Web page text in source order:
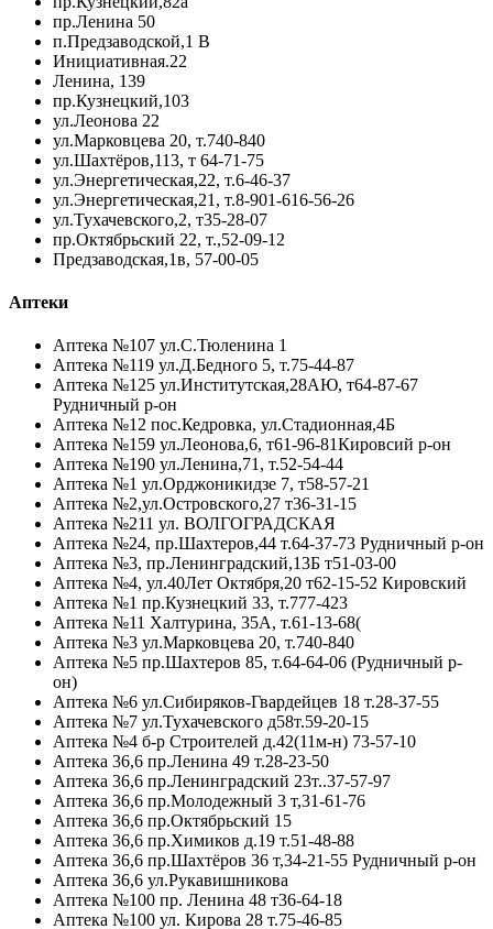
пр.Ленина 50
п.Предзаводской,1 В
Инициативная.22
Ленина, 139
пр.Кузнецкий,103
ул.Леонова 22
ул.Марковцева 20, т.740-840
ул.Шахтёров,113, т 64-71-75
ул.Энергетическая,22, т.6-46-37
ул.Энергетическая,21, т.8-901-616-56-26
ул.Тухачевского,2, т35-28-07
пр.Октябрьский 22, т.,52-09-12
Предзаводская,1в, 57-00-05
Аптеки
Аптека №107 ул.С.Тюленина 1
Аптека №119 ул.Д.Бедного 5, т.75-44-87
Аптека №125 ул.Институтская,28АЮ, т64-87-67
Рудничный р-он
Аптека №12 пос.Кедровка, ул.Стадионная,4Б
Аптека №159 ул.Леонова,6, т61-96-81Кировсий р-он
Аптека №190 ул.Ленина,71, т.52-54-44
Аптека №1 ул.Орджоникидзе 7, т58-57-21
Аптека №2,ул.Островского,27 т36-31-15
Аптека №211 ул. ВОЛГОГРАДСКАЯ
Аптека №24, пр.Шахтеров,44 т.64-37-73 Рудничный р-он
Аптека №3, пр.Ленинградский,13Б т51-03-00
Аптека №4, ул.40Лет Октября,20 т62-15-52 Кировский
Аптека №1 пр.Кузнецкий 33, т.777-423
Аптека №11 Халтурина, 35А, т.61-13-68(
Аптека №3 ул.Марковцева 20, т.740-840
Аптека №5 пр.Шахтеров 85, т.64-64-06 (Рудничный р-
он)
Аптека №6 ул.Сибиряков-Гвардейцев 18 т.28-37-55
Аптека №7 ул.Тухачевского д58т.59-20-15
Аптека №4 б-р Строителей д.42(11м-н) 73-57-10
Аптека 36,6 пр.Ленина 49 т.28-23-50
Аптека 36,6 пр.Ленинградский 23т..37-57-97
Аптека 36,6 пр.Молодежный 3 т,31-61-76
Аптека 36,6 пр.Октябрьский 15
Аптека 36,6 пр.Химиков д.19 т.51-48-88
Аптека 36,6 пр.Шахтёров 36 т,34-21-55 Рудничный р-он
Аптека 36,6 ул.Рукавишникова
Аптека №100 пр. Ленина 48 т36-64-18
Аптека №100 ул. Кирова 28 т.75-46-85